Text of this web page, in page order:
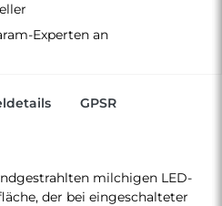
Experten an
GPSR
milchigen LED-
der bei eingeschalteter